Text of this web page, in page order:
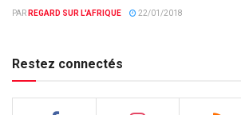
PAR REGARD SUR L'AFRIQUE 22/01/2018
Restez connectés